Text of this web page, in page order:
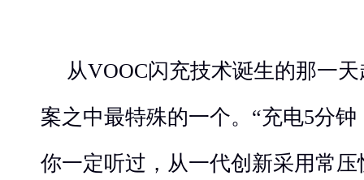
从VOOC闪充技术诞生的那一
案之中最特殊的一个。“充电5分钟
你一定听过，从一代创新采用常